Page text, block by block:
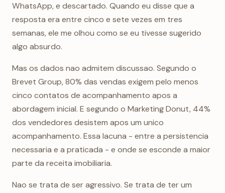
WhatsApp, e descartado. Quando eu disse que a
resposta era entre cinco e sete vezes em tres
semanas, ele me olhou como se eu tivesse sugerido
algo absurdo.
Mas os dados nao admitem discussao. Segundo o
Brevet Group, 80% das vendas exigem pelo menos
cinco contatos de acompanhamento apos a
abordagem inicial. E segundo o Marketing Donut, 44%
dos vendedores desistem apos um unico
acompanhamento. Essa lacuna - entre a persistencia
necessaria e a praticada - e onde se esconde a maior
parte da receita imobiliaria.
Nao se trata de ser agressivo. Se trata de ter um